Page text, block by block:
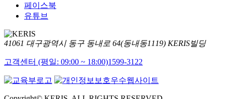
페이스북
유튜브
41061 대구광역시 동구 동내로 64(동내동1119) KERIS빌딩
고객센터 (평일: 09:00 ~ 18:00)1599-3122